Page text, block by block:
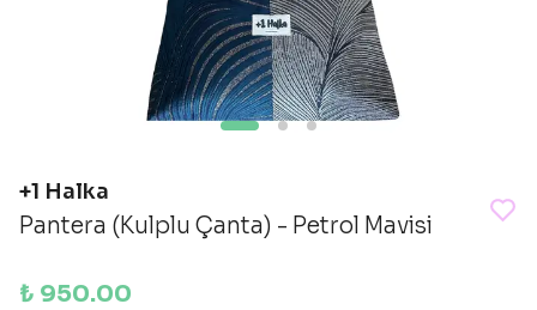
+1 Halka
Pantera (Kulplu Çanta) - Petrol Mavisi
₺ 950.00